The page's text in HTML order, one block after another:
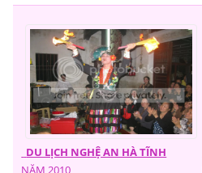
DU LỊCH NGHỆ AN HÀ TĨNH